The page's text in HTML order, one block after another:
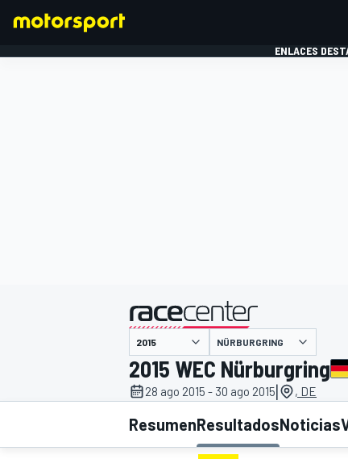
INDYCAR WRC
ENLACES
presentado por
NÜRBURGRING
2015 WEC Nürburgring
28 ago 2015 - 30 ago 2015| , DE
ResumenResultadosNoticias